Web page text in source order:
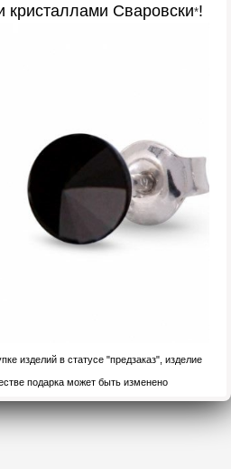
кристаллами Сваровски*!
изделий в статусе "предзаказ", изделие
подарка может быть изменено